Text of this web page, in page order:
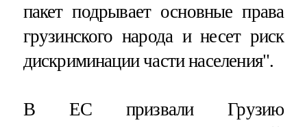
пакет подрывает основные права
грузинского народа и несет риск
дискриминации части населения".
В ЕС призвали Грузию